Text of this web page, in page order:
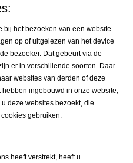
bij het bezoeken van een website
op of uitgelezen van het device
bezoeker. Dat gebeurt via de
er in verschillende soorten. Daar
websites van derden of deze
ingebouwd in onze website,
deze websites bezoekt, die
gebruiken.
heeft verstrekt, heeft u